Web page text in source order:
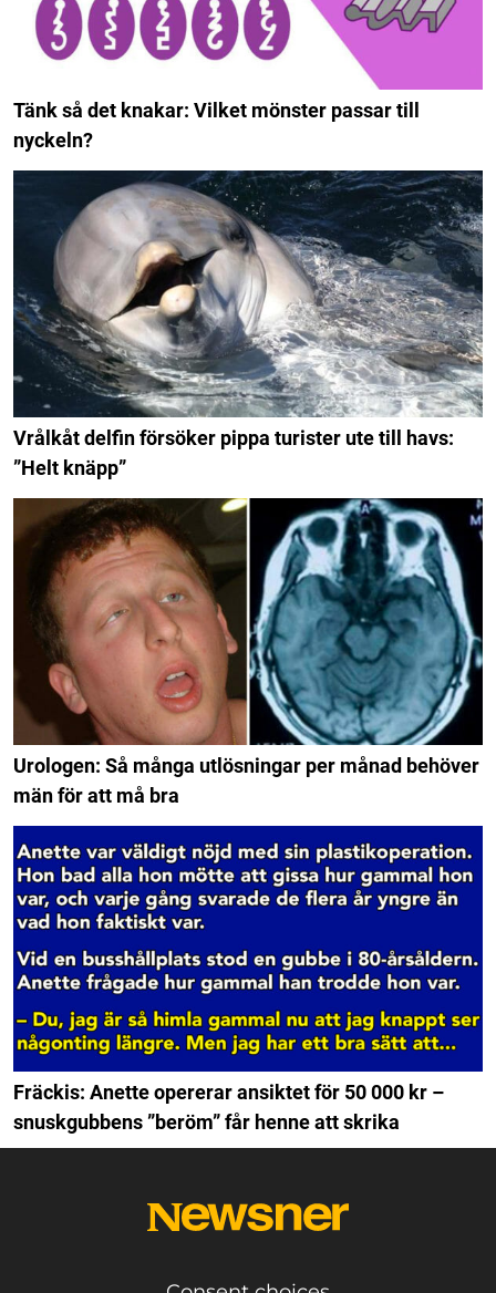
Tänk så det knakar: Vilket mönster passar till
nyckeln?
Vrålkåt delfin försöker pippa turister ute till havs:
”Helt knäpp”
Urologen: Så många utlösningar per månad behöver
män för att må bra
Fräckis: Anette opererar ansiktet för 50 000 kr –
snuskgubbens ”beröm” får henne att skrika